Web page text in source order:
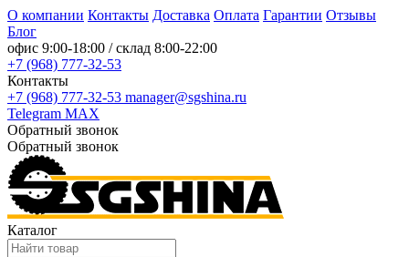
О компании Контакты Доставка Оплата Гарантии Отзывы
Блог
офис 9:00-18:00 / склад 8:00-22:00
+7 (968) 777-32-53
Контакты
+7 (968) 777-32-53 manager@sgshina.ru
Telegram MAX
Обратный звонок
Обратный звонок
Каталог